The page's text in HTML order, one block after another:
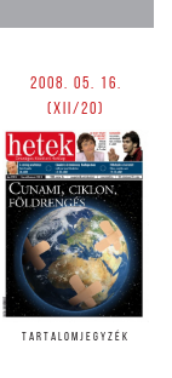
2008. 05. 16.
(XII/20)
TARTALOMJEGYZÉK